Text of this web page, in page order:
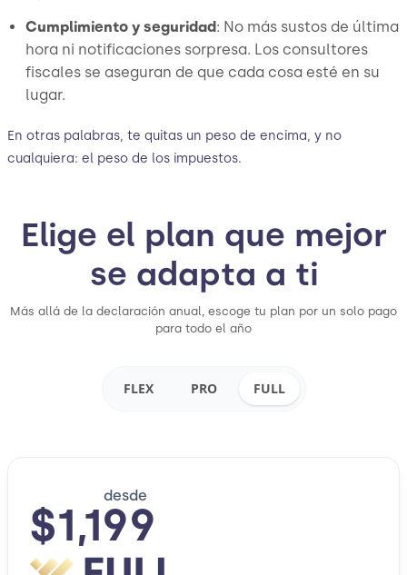
Cumplimiento y seguridad: No más sustos de última
hora ni notificaciones sorpresa. Los consultores
fiscales se aseguran de que cada cosa esté en su
lugar.
En otras palabras, te quitas un peso de encima, y no
cualquiera: el peso de los impuestos.
Elige el plan que mejor
se adapta a ti
Más allá de la declaración anual, escoge tu plan por un solo pago
para todo el año
FLEX PRO FULL
desde
$1,199